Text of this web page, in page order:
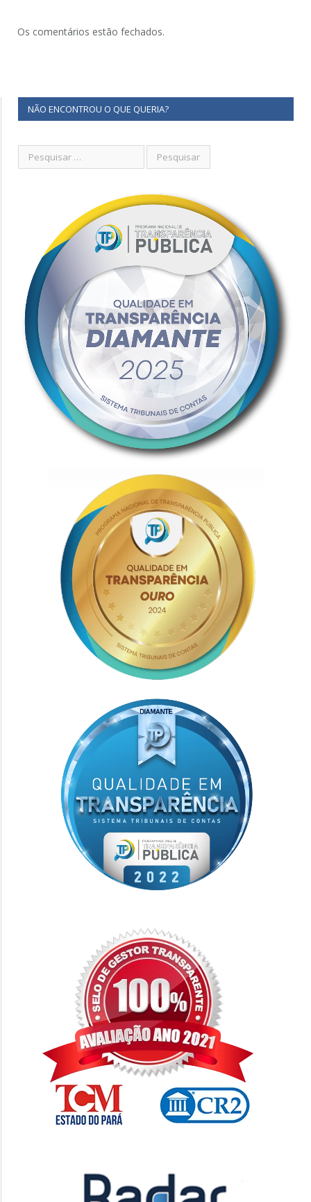
Os comentários estão fechados.
NÃO ENCONTROU O QUE QUERIA?